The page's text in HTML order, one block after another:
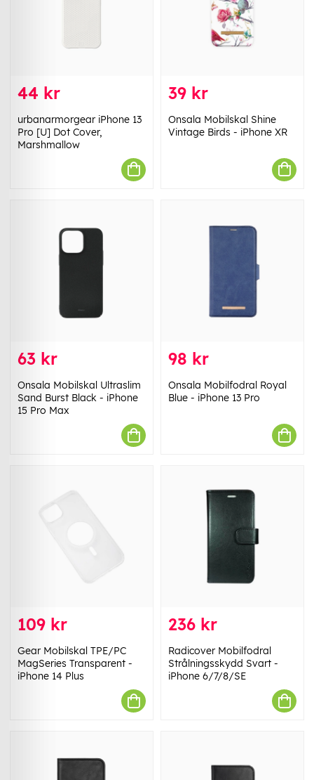
44 kr
urbanarmorgear iPhone 13
Pro [U] Dot Cover,
Marshmallow
39 kr
Onsala Mobilskal Shine
Vintage Birds - iPhone XR
63 kr
Onsala Mobilskal Ultraslim
Sand Burst Black - iPhone
15 Pro Max
98 kr
Onsala Mobilfodral Royal
Blue - iPhone 13 Pro
109 kr
Gear Mobilskal TPE/PC
MagSeries Transparent -
iPhone 14 Plus
236 kr
Radicover Mobilfodral
Strålningsskydd Svart -
iPhone 6/7/8/SE